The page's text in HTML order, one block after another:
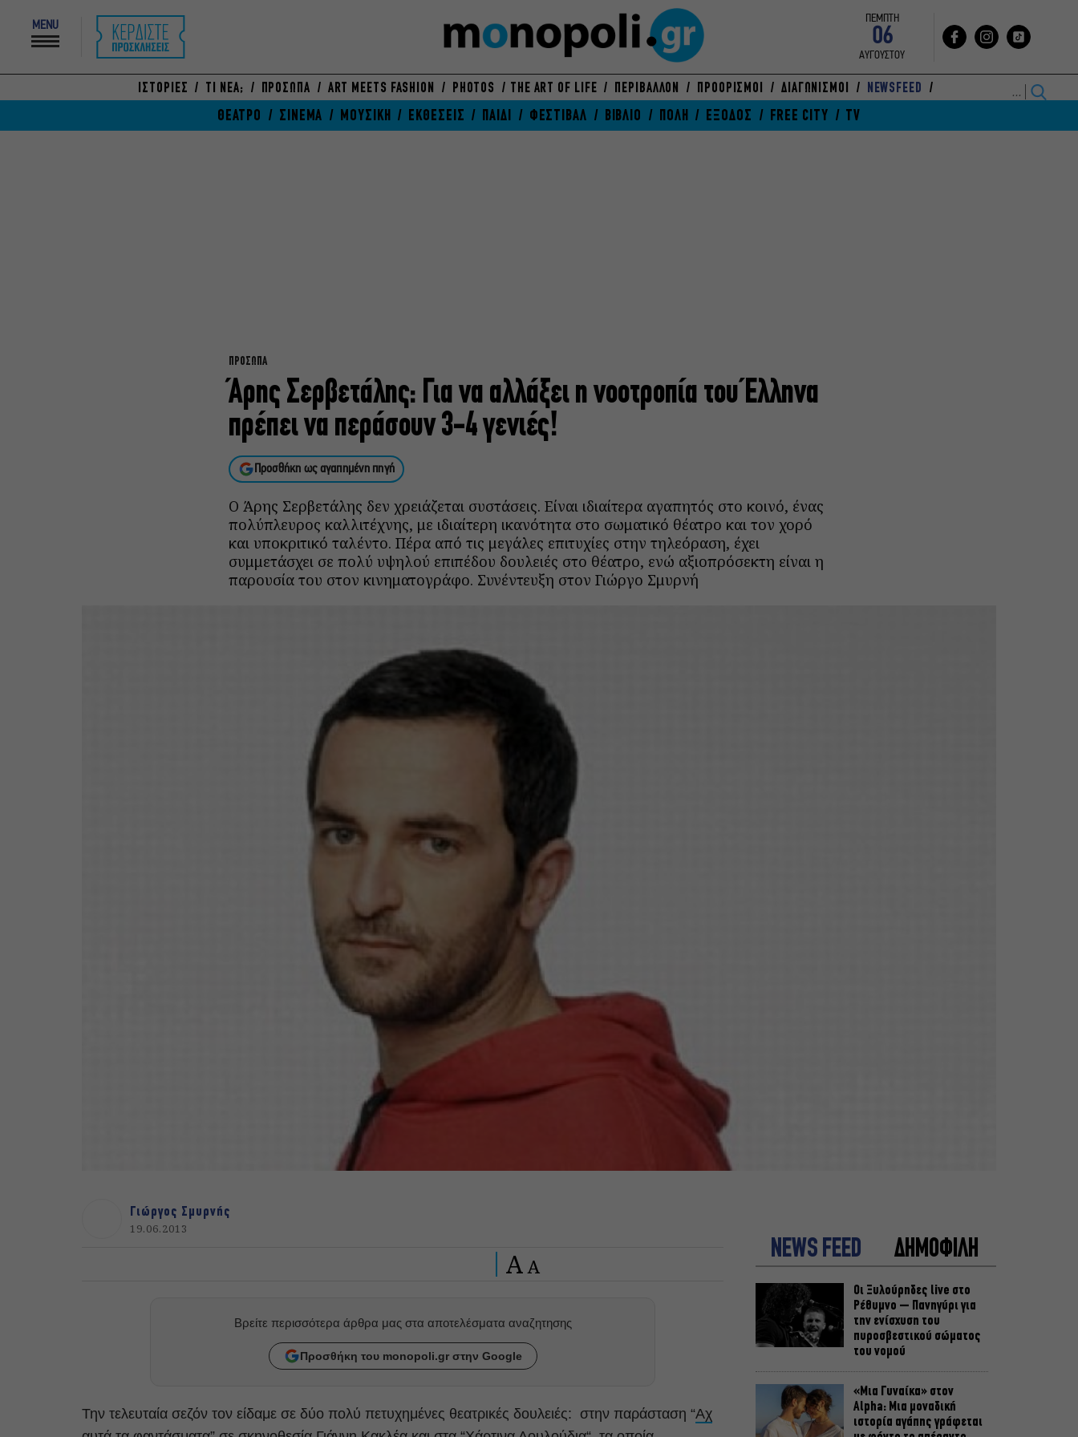
MENU
ΠΕΜΠΤΗ
06
ΑΥΓΟΥΣΤΟΥ
ΙΣΤΟΡΙΕΣ ΤΙ ΝΕΑ; ΠΡΟΣΩΠΑ ART MEETS FASHION PHOTOS THE ART OF LIFE ΠΕΡΙΒΑΛΛΟΝ ΠΡΟΟΡΙΣΜΟΙ ΔΙΑΓΩΝΙΣΜΟΙ NEWSFEED
ΘΕΑΤΡΟ ΣΙΝΕΜΑ ΜΟΥΣΙΚΗ ΕΚΘΕΣΕΙΣ ΠΑΙΔΙ ΦΕΣΤΙΒΑΛ ΒΙΒΛΙΟ ΠΟΛΗ ΕΞΟΔΟΣ FREE CITY TV
ΠΡΟΣΩΠΑ
Άρης Σερβετάλης: Για να αλλάξει η νοοτροπία του Έλληνα
πρέπει να περάσουν 3-4 γενιές!
Προσθήκη ως αγαπημένη πηγή
Ο Άρης Σερβετάλης δεν χρειάζεται συστάσεις. Είναι ιδιαίτερα αγαπητός στο κοινό, ένας
πολύπλευρος καλλιτέχνης, με ιδιαίτερη ικανότητα στο σωματικό θέατρο και τον χορό
και υποκριτικό ταλέντο. Πέρα από τις μεγάλες επιτυχίες στην τηλεόραση, έχει
συμμετάσχει σε πολύ υψηλού επιπέδου δουλειές στο θέατρο, ενώ αξιοπρόσεκτη είναι η
παρουσία του στον κινηματογράφο. Συνέντευξη στον Γιώργο Σμυρνή
Γιώργος Σμυρνής
19.06.2013
A A
Βρείτε περισσότερα άρθρα μας στα αποτελέσματα αναζητησης
Προσθήκη του monopoli.gr στην Google
Την τελευταία σεζόν τον είδαμε σε δύο πολύ πετυχημένες θεατρικές δουλειές: στην παράσταση “Αχ
NEWS FEED ΔΗΜΟΦΙΛΗ
Οι Ξυλούρηδες live στο
Ρέθυμνο – Πανηγύρι για
την ενίσχυση του
πυροσβεστικού σώματος
του νομού
«Μια Γυναίκα» στον
Alpha: Μια μοναδική
ιστορία αγάπης γράφεται